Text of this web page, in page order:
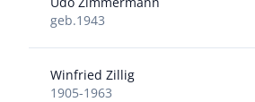
geb.1943
Winfried Zillig
1905-1963